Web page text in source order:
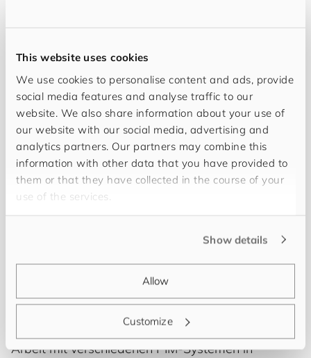
This website uses cookies
We use cookies to personalise content and ads, provide
social media features and analyse traffic to our
website. We also share information about your use of
our website with our social media, advertising and
analytics partners. Our partners may combine this
information with other data that you have provided to
them or that they have collected in the course of your
use of the services.
Show details
Allow
Customize
Ich heisseJörn Uli Goekeund beschäftige mich
seit über 15 Jahren mit PIM. Spezialisiert habe ich
mich auf solide, skalierbare Lösungen in den
Bereichen Datenmodellierung, Geschäftsprozesse
und Systemschnittstellen. Durch meine Erfahrung
gezeigt, dass ich kundenindividuelle Systeme
Datenmodell-Abstraktionen über die Optimierung
von Geschäftsregeln bis zur Entwicklung
passgenauer Schnittstellen – erarbeitet durch die
Arbeit mit verschiedenen PIM-Systemen in